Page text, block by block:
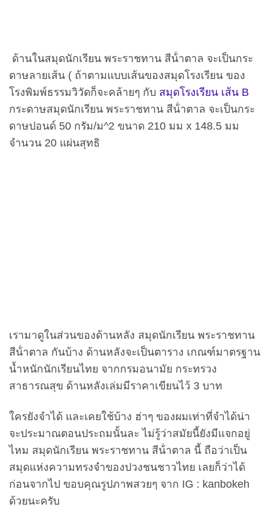
ด้านในสมุดนักเรียน พระราชทาน สีน้ําตาล จะเป็นกระ
ดาษลายเส้น ( ถ้าตามแบบเส้นของสมุดโรงเรียน ของ
โรงพิมพ์ธรรมวิวัดก็จะคล้ายๆ กับ สมุดโรงเรียน เส้น B
กระดาษสมุดนักเรียน พระราชทาน สีน้ําตาล จะเป็นกระ
ดาษปอนด์ 50 กรัม/ม^2 ขนาด 210 มม x 148.5 มม
จำนวน 20 แผ่นสุทธิ
เรามาดูในส่วนของด้านหลัง สมุดนักเรียน พระราชทาน
สีน้ําตาล กันบ้าง ด้านหลังจะเป็นตาราง เกณฑ์มาตรฐาน
น้ำหนักนักเรียนไทย จากกรมอนามัย กระทรวง
สาธารณสุข ด้านหลังเล่มมีราคาเขียนไว้ 3 บาท
ใครยังจำได้ และเคยใช้บ้าง ฮ่าๆ ของผมเท่าที่จำได้น่า
จะประมาณตอนประถมนั้นละ ไม่รู้ว่าสมัยนี้ยังมีแจกอยู่
ไหม สมุดนักเรียน พระราชทาน สีน้ําตาล นี้ ถือว่าเป็น
สมุดแห่งความทรงจำของปวงชนชาวไทย เลยก็ว่าได้
ก่อนจากไป ขอบคุณรูปภาพสวยๆ จาก IG : kanbokeh
ด้วยนะครับ